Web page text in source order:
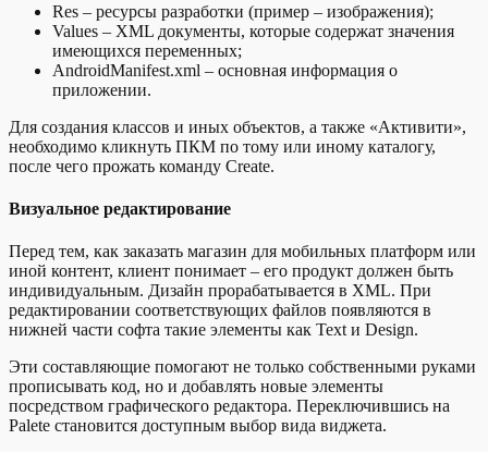
Res – ресурсы разработки (пример – изображения);
Values – XML документы, которые содержат значения
имеющихся переменных;
AndroidManifest.xml – основная информация о
приложении.
Для создания классов и иных объектов, а также «Активити»,
необходимо кликнуть ПКМ по тому или иному каталогу,
после чего прожать команду Create.
Визуальное редактирование
Перед тем, как заказать магазин для мобильных платформ или
иной контент, клиент понимает – его продукт должен быть
индивидуальным. Дизайн прорабатывается в XML. При
редактировании соответствующих файлов появляются в
нижней части софта такие элементы как Text и Design.
Эти составляющие помогают не только собственными руками
прописывать код, но и добавлять новые элементы
посредством графического редактора. Переключившись на
Palete становится доступным выбор вида виджета.